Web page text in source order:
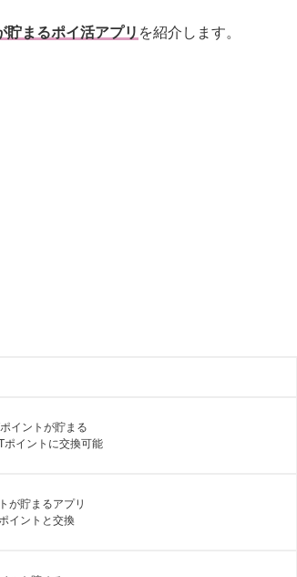
貯まるポイ活アプリ を紹介します。
イントが貯まる
ポイントに交換可能
が貯まるアプリ
イントと交換